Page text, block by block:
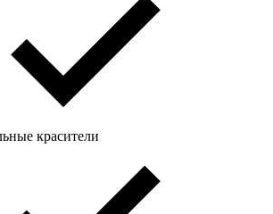
красители